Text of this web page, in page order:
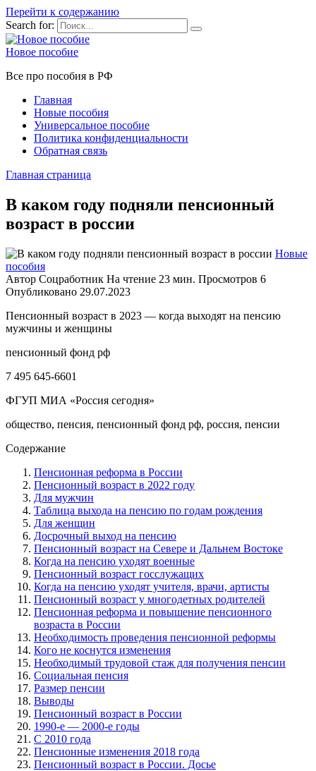
Перейти к содержанию
Search for:
Новое пособие
Все про пособия в РФ
Главная
Новые пособия
Универсальное пособие
Политика конфиденциальности
Обратная связь
Главная страница
В каком году подняли пенсионный
возраст в россии
Новые
пособия
Автор Соцработник На чтение 23 мин. Просмотров 6
Опубликовано 29.07.2023
Пенсионный возраст в 2023 — когда выходят на пенсию
мужчины и женщины
пенсионный фонд рф
7 495 645-6601
ФГУП МИА «Россия сегодня»
общество, пенсия, пенсионный фонд рф, россия, пенсии
Содержание
Пенсионная реформа в России
Пенсионный возраст в 2022 году
Для мужчин
Таблица выхода на пенсию по годам рождения
Для женщин
Досрочный выход на пенсию
Пенсионный возраст на Севере и Дальнем Востоке
Когда на пенсию уходят военные
Пенсионный возраст госслужащих
Когда на пенсию уходят учителя, врачи, артисты
Пенсионный возраст у многодетных родителей
Пенсионная реформа и повышение пенсионного
возраста в России
Необходимость проведения пенсионной реформы
Кого не коснутся изменения
Необходимый трудовой стаж для получения пенсии
Социальная пенсия
Размер пенсии
Выводы
Пенсионный возраст в России
1990-е — 2000-е годы
С 2010 года
Пенсионные изменения 2018 года
Пенсионный возраст в России. Досье